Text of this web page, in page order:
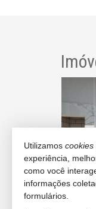
Utilizamos cookies
experiência,
como você
informações
formulários.